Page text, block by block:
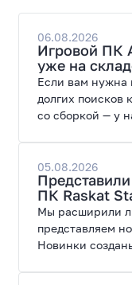
06.08.2026
Игровой ПК
уже на
Если вам нужна
долгих
со сборкой — у
современных
05.08.2026
ПК Raskat
Мы расширили
представляем
Новинки